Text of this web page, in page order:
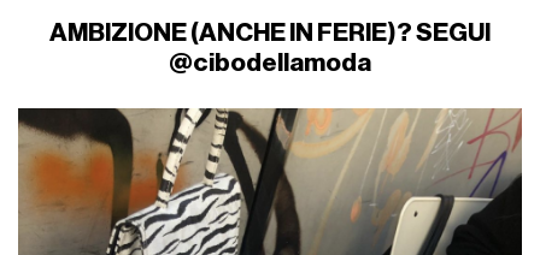
AMBIZIONE (ANCHE IN FERIE)? SEGUI
@cibodellamoda